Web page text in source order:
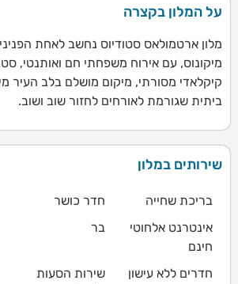
על המלון בקצרה
מלון ארטמולאס סטודיוס נחשב לאחת
מיקונוס, עם אירוח משפחתי חם ואותנטי,
קיקלאדי מסורתי, מיקום מושלם בלב העיר
ביתית שגורמת לאורחים לחזור שוב ושוב.
שירותים במלון
בריכת שחייה חדר כושר
אינטרנט אלחוטי
חינם
בר
חדרים ללא עישון
שירות הסעות